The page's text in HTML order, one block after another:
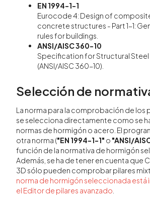
EN 1994-1-1
Eurocode 4: Design of
concrete structures - Part 1-1:
rules for buildings.
ANSI/AISC 360-10
Specification for Structural Steel
(ANSI/AISC 360-10).
Selección de
La norma para la comprobación de los
se selecciona directamente como se
normas de hormigón o acero. El
otra norma ("EN 1994-1-1" o "ANSI/
función de la normativa de hormigón
Además, se ha de tener en cuenta que
3D sólo pueden comprobar pilares
norma de hormigón seleccionada está
el Editor de pilares avanzado